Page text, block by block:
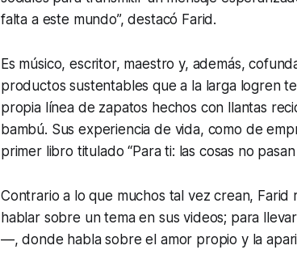
falta a este mundo”, destacó Farid.
Es músico, escritor, maestro y, además,
productos sustentables que a la larga logren
propia línea de zapatos hechos con llantas
bambú. Sus experiencia de vida, como de
primer libro titulado “Para ti: las cosas no
Contrario a lo que muchos tal vez crean, Farid
hablar sobre un tema en sus videos; para
—, donde habla sobre el amor propio y la